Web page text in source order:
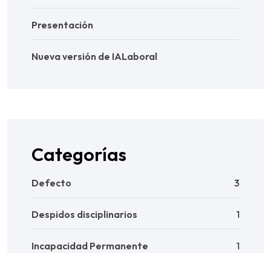
Presentación
Nueva versión de IALaboral
Categorías
Defecto 3
Despidos disciplinarios 1
Incapacidad Permanente 1